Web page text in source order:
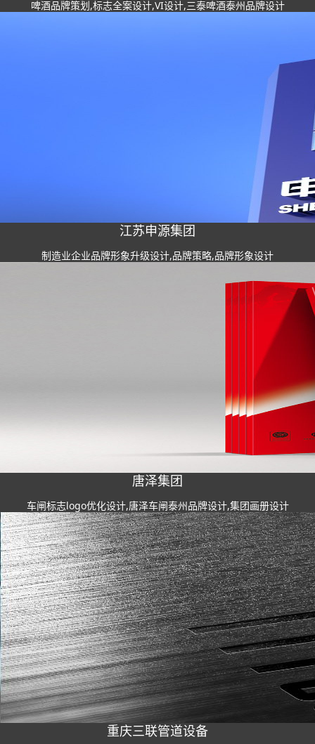
啤酒品牌策划,标志全案设计,VI设计,三泰啤酒泰州品牌设计
江苏申源集团
制造业企业品牌形象升级设计,品牌策略,品牌形象设计
唐泽集团
车闸标志logo优化设计,唐泽车闸泰州品牌设计,集团画册设计
重庆三联管道设备